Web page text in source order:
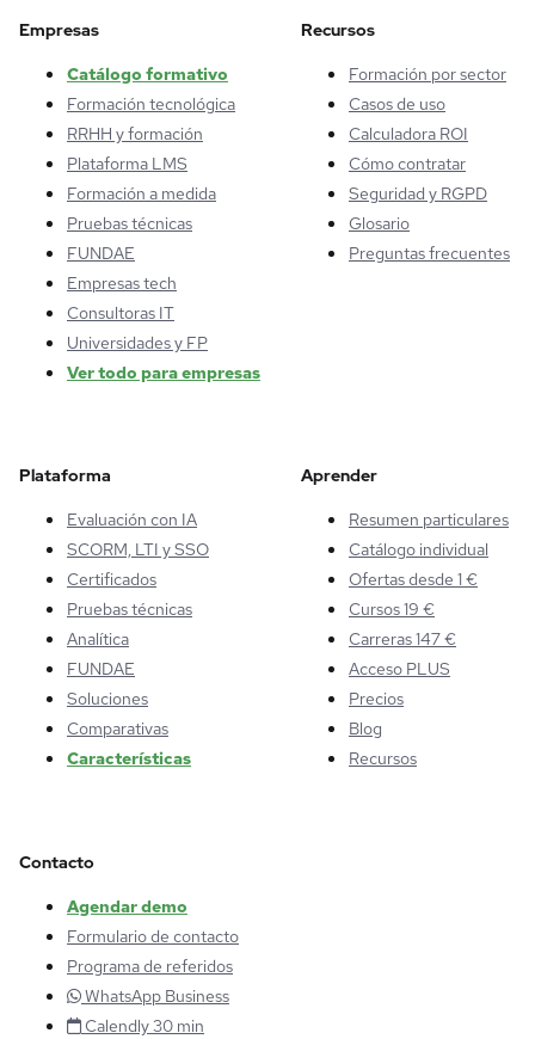
Empresas
Catálogo formativo
Formación tecnológica
RRHH y formación
Plataforma LMS
Formación a medida
Pruebas técnicas
FUNDAE
Empresas tech
Consultoras IT
Universidades y FP
Ver todo para empresas
Recursos
Formación por sector
Casos de uso
Calculadora ROI
Cómo contratar
Seguridad y RGPD
Glosario
Preguntas frecuentes
Plataforma
Evaluación con IA
SCORM, LTI y SSO
Certificados
Pruebas técnicas
Analítica
FUNDAE
Soluciones
Comparativas
Características
Aprender
Resumen particulares
Catálogo individual
Ofertas desde 1 €
Cursos 19 €
Carreras 147 €
Acceso PLUS
Precios
Blog
Recursos
Contacto
Agendar demo
Formulario de contacto
Programa de referidos
WhatsApp Business
Calendly 30 min